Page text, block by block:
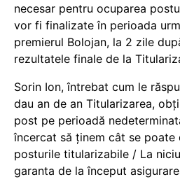
necesar pentru ocuparea
vor fi finalizate în perioada
premierul Bolojan, la 2 zile
rezultatele finale de la
Sorin Ion, întrebat cum le
dau an de an Titularizarea,
post pe perioadă
încercat să ținem cât se poate
posturile titularizabile / La
garanta de la început